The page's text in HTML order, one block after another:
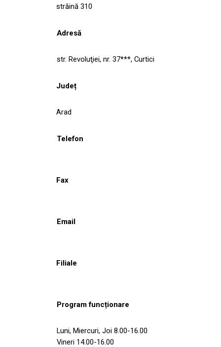
străină 310
Adresă
str. Revoluţiei, nr. 37***, Curtici
Județ
Arad
Telefon
Fax
Email
Filiale
Program funcționare
Luni, Miercuri, Joi 8.00-16.00
Vineri 14.00-16.00